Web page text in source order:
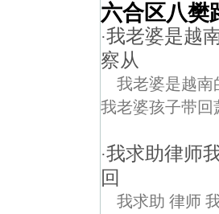
六合区八樊
·我老婆是越
察从
我老婆是越南
我老婆孩子带回
·我求助律师
回
我求助 律师